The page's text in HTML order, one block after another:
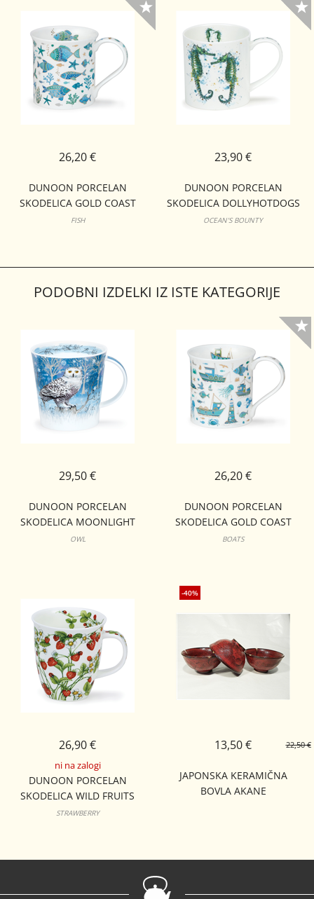
DUNOON PORCELAN
SKODELICA GOLD COAST
BUTE
FISH
26,20 €
DUNOON PORCELAN
SKODELICA DOLLYHOTDOGS
ORKNEY
OCEAN'S BOUNTY
23,90 €
PODOBNI IZDELKI IZ ISTE KATEGORIJE
DUNOON PORCELAN
SKODELICA MOONLIGHT
CAIRNGORM OWL
OWL
29,50 €
DUNOON PORCELAN
SKODELICA GOLD COAST
BUTE
BOATS
26,20 €
ni na zalogi
DUNOON PORCELAN
SKODELICA WILD FRUITS
NEVIS
STRAWBERRY
26,90 €
-40%
JAPONSKA KERAMIČNA
BOVLA AKANE
22,50 €
13,50 €